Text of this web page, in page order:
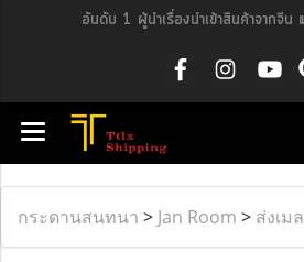
อันดับ 1 ผู้นำเรื่องนำเข้าสินค้าจากจีน
กระดานสนทนา > Jan Room > ส่งเม